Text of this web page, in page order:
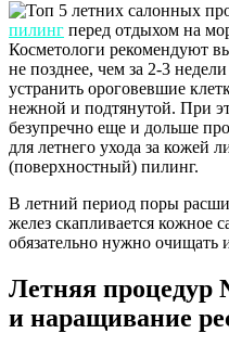
пилинг перед отдыхом на
Косметологи рекомендуют
не позднее, чем за 2-3
устранить ороговевшие
нежной и подтянутой. При
безупречно еще и дольше
для летнего ухода за кожей
(поверхностный) пилинг.
В летний период поры
желез скапливается кожное
обязательно нужно очищать
Летняя
и наращивание